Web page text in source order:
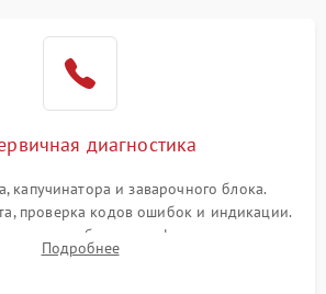
диагностика
капучинатора и заварочного блока.
проверка кодов ошибок и индикации.
термоблока и кофемолки на слух.
и давления воды для выявления
Подробнее